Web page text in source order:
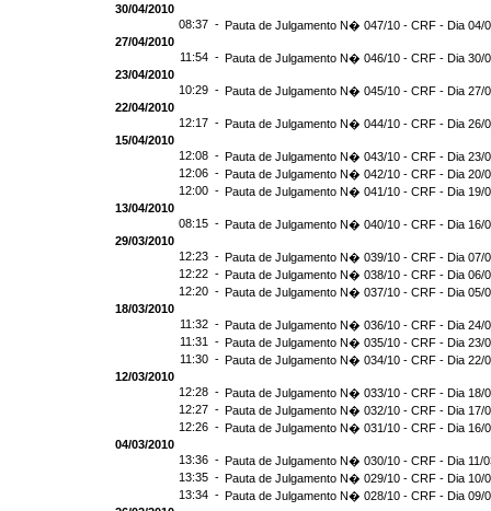
30/04/2010
08:37 - Pauta de Julgamento N� 047/10 - CRF - Dia 04/
27/04/2010
11:54 - Pauta de Julgamento N� 046/10 - CRF - Dia 30/
23/04/2010
10:29 - Pauta de Julgamento N� 045/10 - CRF - Dia 27/
22/04/2010
12:17 - Pauta de Julgamento N� 044/10 - CRF - Dia 26/
15/04/2010
12:08 - Pauta de Julgamento N� 043/10 - CRF - Dia 23/
12:06 - Pauta de Julgamento N� 042/10 - CRF - Dia 20/
12:00 - Pauta de Julgamento N� 041/10 - CRF - Dia 19/
13/04/2010
08:15 - Pauta de Julgamento N� 040/10 - CRF - Dia 16/
29/03/2010
12:23 - Pauta de Julgamento N� 039/10 - CRF - Dia 07/
12:22 - Pauta de Julgamento N� 038/10 - CRF - Dia 06/
12:20 - Pauta de Julgamento N� 037/10 - CRF - Dia 05/
18/03/2010
11:32 - Pauta de Julgamento N� 036/10 - CRF - Dia 24/
11:31 - Pauta de Julgamento N� 035/10 - CRF - Dia 23/
11:30 - Pauta de Julgamento N� 034/10 - CRF - Dia 22/
12/03/2010
12:28 - Pauta de Julgamento N� 033/10 - CRF - Dia 18/
12:27 - Pauta de Julgamento N� 032/10 - CRF - Dia 17/
12:26 - Pauta de Julgamento N� 031/10 - CRF - Dia 16/
04/03/2010
13:36 - Pauta de Julgamento N� 030/10 - CRF - Dia 11/
13:35 - Pauta de Julgamento N� 029/10 - CRF - Dia 10/
13:34 - Pauta de Julgamento N� 028/10 - CRF - Dia 09/